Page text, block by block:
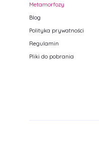
Metamorfozy
Blog
Polityka prywatności
Regulamin
Pliki do pobrania